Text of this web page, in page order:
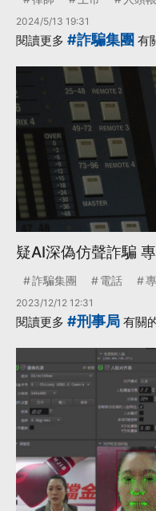
2024/5/13 19:31
閱讀更多 #詐騙集團 有
疑AI深偽仿聲詐騙
詐騙集團 電話
2023/12/12 12:31
閱讀更多 #刑事局 有關